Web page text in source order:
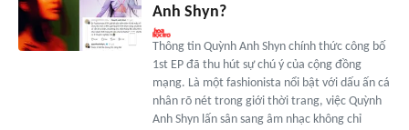
Anh Shyn?
Thông tin Quỳnh Anh Shyn chính thức công bố
1st EP đã thu hút sự chú ý của cộng đồng
mạng. Là một fashionista nổi bật với dấu ấn cá
nhân rõ nét trong giới thời trang, việc Quỳnh
Anh Shyn lấn sân sang âm nhạc không chỉ